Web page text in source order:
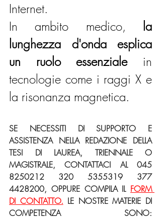
Internet.
In ambito medico, la
lunghezza d'onda esplica
un ruolo essenziale in
tecnologie come i raggi X e
la risonanza magnetica.
SE NECESSITI DI SUPPORTO E
ASSISTENZA NELLA REDAZIONE DELLA
TESI DI LAUREA, TRIENNALE O
MAGISTRALE, CONTATTACI AL 045
8250212 320 5355319 377
4428200, OPPURE COMPILA IL FORM
DI CONTATTO. LE NOSTRE MATERIE DI
COMPETENZA SONO: